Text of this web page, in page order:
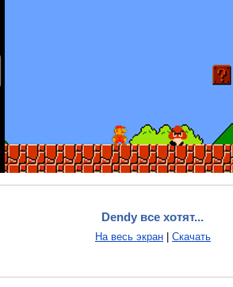
Dendy все хотят...
На весь экран| Скачать